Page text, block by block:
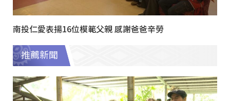
南投仁愛表揚16位模範父親 感謝爸爸辛勞
推薦新聞